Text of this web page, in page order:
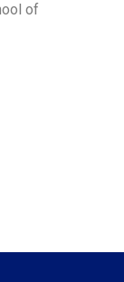
of